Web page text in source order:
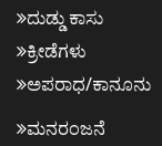
ದುಡ್ಡು ಕಾಸು
ಕ್ರೀಡೆಗಳು
ಅಪರಾಧ/ಕಾನೂನು
ಮನರಂಜನೆ